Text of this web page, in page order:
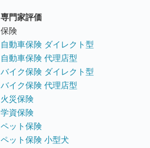
専門家評価
保険
自動車保険 ダイレクト型
自動車保険 代理店型
バイク保険 ダイレクト型
バイク保険 代理店型
火災保険
学資保険
ペット保険
ペット保険 小型犬